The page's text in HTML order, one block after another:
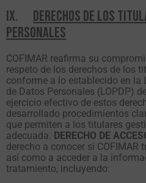
IX. DERECHOS DE LOS
PERSONALES
COFIMAR reafirma su
respeto de los derechos de los
conforme a lo establecido en la
de Datos Personales (LOPDP)
ejercicio efectivo de estos
desarrollado procedimientos
que permiten a los titulares
adecuada. DERECHO DE
derecho a conocer si COFIMAR
así como a acceder a la
tratamiento, incluyendo: